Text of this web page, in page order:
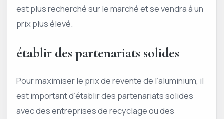
est plus recherché sur le marché et se vendra à un
prix plus élevé.
établir des partenariats solides
Pour maximiser le prix de revente de l’aluminium, il
est important d’établir des partenariats solides
avec des entreprises de recyclage ou des